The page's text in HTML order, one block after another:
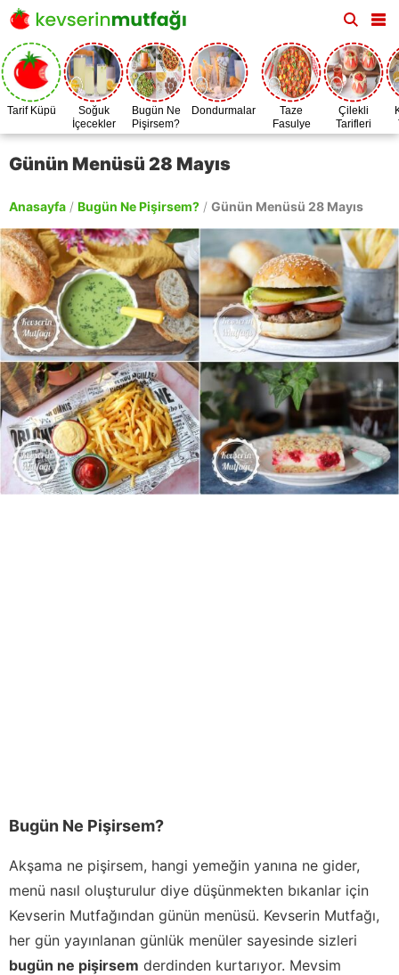
Tarif Küpü
Soğuk
İçecekler
Bugün Ne
Pişirsem?
Dondurmalar
Taze
Fasulye
Zamanı
Çilekli
Tarifleri
Günün Menüsü 28 Mayıs
Anasayfa / Bugün Ne Pişirsem? / Günün Menüsü 28 Mayıs
Bugün Ne Pişirsem?
Akşama ne pişirsem, hangi yemeğin yanına ne gider,
menü nasıl oluşturulur diye düşünmekten bıkanlar için
Kevserin Mutfağından günün menüsü. Kevserin Mutfağı,
her gün yayınlanan günlük menüler sayesinde sizleri
bugün ne pişirsem derdinden kurtarıyor. Mevsim